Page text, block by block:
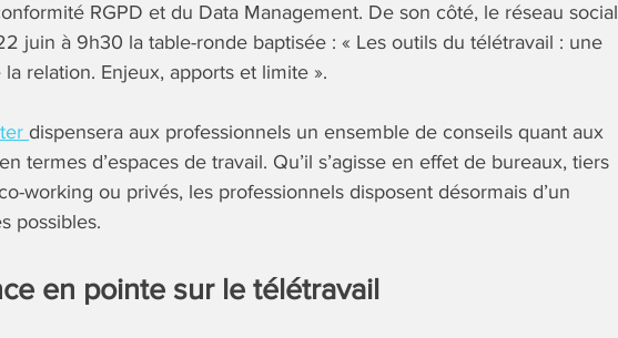
RGPD et du Data Management. De son côté, le réseau social
juin à 9h30 la table-ronde baptisée : « Les outils du télétravail : une
relation. Enjeux, apports et limite ».
dispensera aux professionnels un ensemble de conseils quant aux
termes d’espaces de travail. Qu’il s’agisse en effet de bureaux, tiers
working ou privés, les professionnels disposent désormais d’un
possibles.
en pointe sur le télétravail